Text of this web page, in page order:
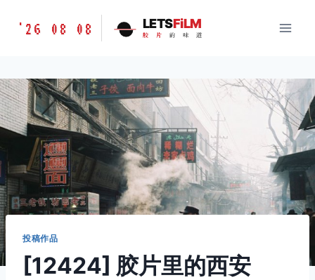
胶
味
道
LETSFILM
'26 08 08 LETSFiLM
胶 片 的 味 道
投稿作品
[12424] 胶片里的西安